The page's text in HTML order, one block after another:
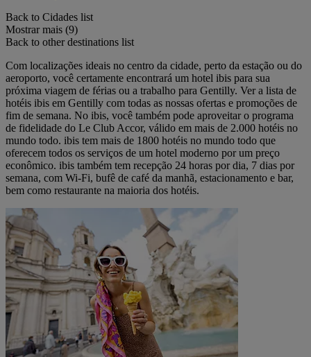
Back to Cidades list
Mostrar mais (9)
Back to other destinations list
Com localizações ideais no centro da cidade, perto da estação ou do
aeroporto, você certamente encontrará um hotel ibis para sua
próxima viagem de férias ou a trabalho para Gentilly. Ver a lista de
hotéis ibis em Gentilly com todas as nossas ofertas e promoções de
fim de semana. No ibis, você também pode aproveitar o programa
de fidelidade do Le Club Accor, válido em mais de 2.000 hotéis no
mundo todo. ibis tem mais de 1800 hotéis no mundo todo que
oferecem todos os serviços de um hotel moderno por um preço
econômico. ibis também tem recepção 24 horas por dia, 7 dias por
semana, com Wi-Fi, bufê de café da manhã, estacionamento e bar,
bem como restaurante na maioria dos hotéis.